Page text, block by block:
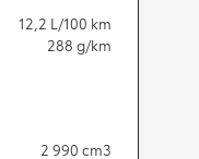
12,2 L/100 km
288 g/km
2 990 cm3